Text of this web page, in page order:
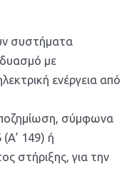
συστήματα
με
ενέργεια από
σύμφωνα
149) ή
στήριξης, για την